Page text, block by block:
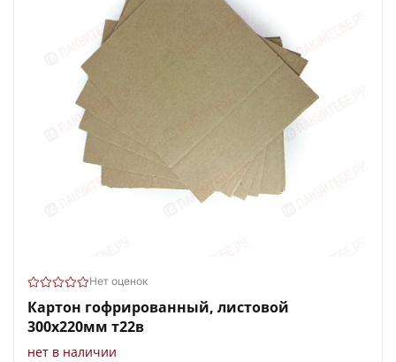
Нет оценок
Картон гофрированный, листовой
300х220мм т22в
нет в наличии